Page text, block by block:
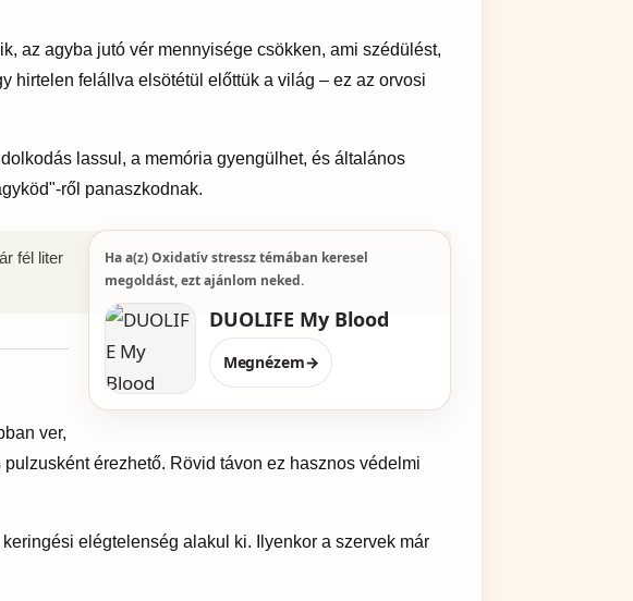
az agyba jutó vér mennyisége csökken, ami szédülést,
hirtelen felállva elsötétül előttük a világ – ez az orvosi
lassul, a memória gyengülhet, és általános
ről panaszkodnak.
Ha a(z) Oxidatív stressz témában keresel
megoldást, ezt ajánlom neked.
DUOLIFE My Blood
Megnézem→
fél liter
ver,
érezhető. Rövid távon ez hasznos védelmi
elégtelenség alakul ki. Ilyenkor a szervek már